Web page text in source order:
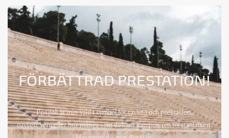
FÖRBÄTTRAD PRESTATION!
Prispall är min valda symbol för tävling och prestation,
oavsett vem eller hur många som deltar i kampen om förstaplatsen.